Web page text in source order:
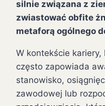
silnie związana z
zwiastować obfite
metaforą ogólnego
W kontekście
często zapowiada
stanowisko,
zawodowej lub